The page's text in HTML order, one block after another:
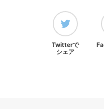
Twitterで
シェア